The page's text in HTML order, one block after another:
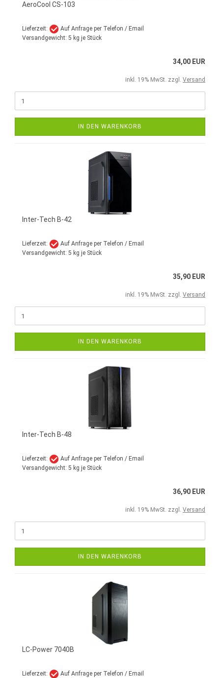
AeroCool CS-103
Lieferzeit:
Auf Anfrage per Telefon / Email
Versandgewicht: 5 kg je Stück
34,00 EUR
inkl. 19% MwSt. zzgl. Versand
IN DEN WARENKORB
Inter-Tech B-42
Lieferzeit:
Auf Anfrage per Telefon / Email
Versandgewicht: 5 kg je Stück
35,90 EUR
inkl. 19% MwSt. zzgl. Versand
IN DEN WARENKORB
Inter-Tech B-48
Lieferzeit:
Auf Anfrage per Telefon / Email
Versandgewicht: 5 kg je Stück
36,90 EUR
inkl. 19% MwSt. zzgl. Versand
IN DEN WARENKORB
LC-Power 7040B
Lieferzeit:
Auf Anfrage per Telefon / Email